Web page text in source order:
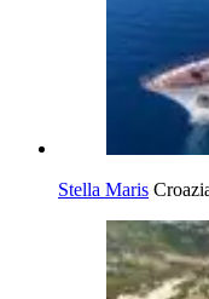
Stella Maris